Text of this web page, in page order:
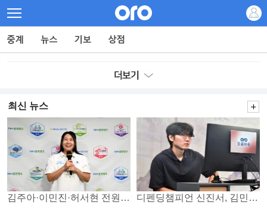
최신 뉴스
김주아·이민진·허서현 전원 승리… 평택, 부안 꺾고 5연승 디펜딩챔피언 신진서, 김민석 꺾고 8강으로